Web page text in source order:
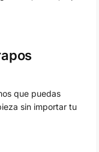
que puedas
sin importar tu